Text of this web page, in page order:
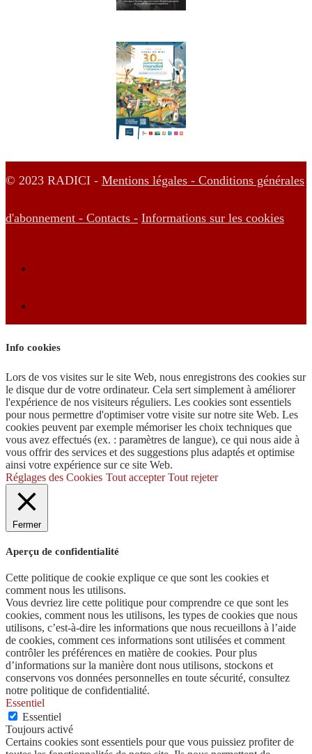
© 2023 RADICI - Mentions légales - Conditions générales
d'abonnement - Contacts - Informations sur les cookies
Info cookies
Lors de vos visites sur le site Web, nous enregistrons des cookies sur
le disque dur de votre ordinateur. Cela sert simplement à améliorer
l'expérience de nos visiteurs réguliers. Les cookies sont essentiels
pour nous permettre d'optimiser votre visite sur notre site Web. Les
cookies peuvent par exemple mémoriser les choix techniques que
vous avez effectués (ex. : paramètres de langue), ce qui nous aide à
vous offrir des services et des suggestions plus adaptés et optimise
ainsi votre expérience sur ce site Web.
Réglages des Cookies Tout accepter Tout rejeter
Fermer
Aperçu de confidentialité
Cette politique de cookie explique ce que sont les cookies et
comment nous les utilisons.
Vous devriez lire cette politique pour comprendre ce que sont les
cookies, comment nous les utilisons, les types de cookies que nous
utilisons, c’est-à-dire les informations que nous recueillons à l’aide
de cookies, comment ces informations sont utilisées et comment
contrôler les préférences en matière de cookies. Pour plus
d’informations sur la manière dont nous utilisons, stockons et
conservons vos données personnelles en toute sécurité, consultez
notre politique de confidentialité.
Essentiel
Essentiel
Toujours activé
Certains cookies sont essentiels pour que vous puissiez profiter de